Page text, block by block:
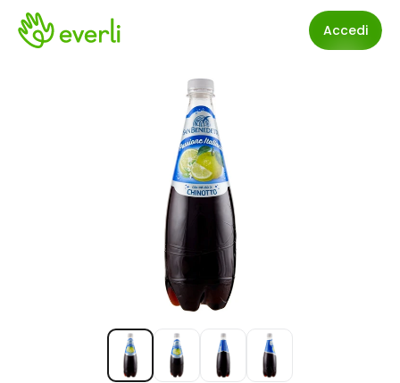
Accedi